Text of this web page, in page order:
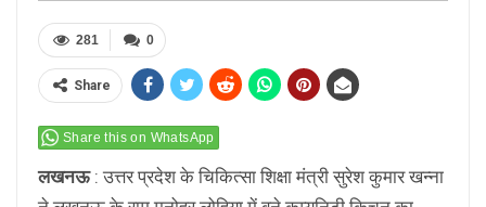
0
281
Share
Share this on WhatsApp
लखनऊ: उत्तर प्रदेश के चिकित्‍सा शिक्षा मंत्री सुरेश कुमार खन्‍ना